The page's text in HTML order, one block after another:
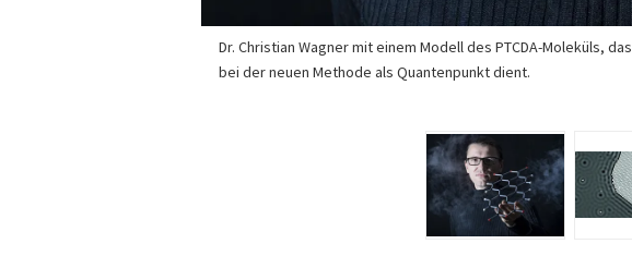
Dr. Christian Wagner mit einem Modell des PTCDA-Moleküls, das
bei der neuen Methode als Quantenpunkt dient.